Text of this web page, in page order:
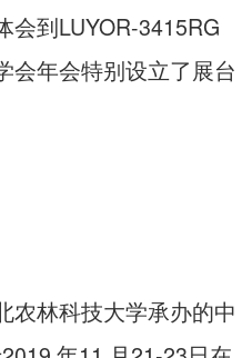
会到LUYOR-3415RG
会年会特别设立了展台
农林科技大学承办的中